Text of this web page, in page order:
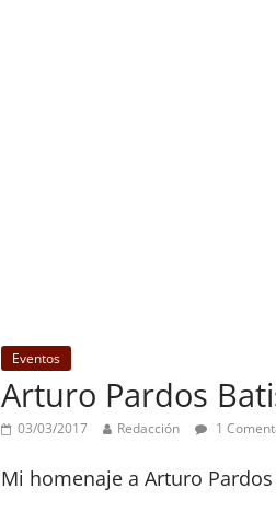
Eventos
Arturo Pardos
03/03/2017 Redacción 1
Mi homenaje a Arturo